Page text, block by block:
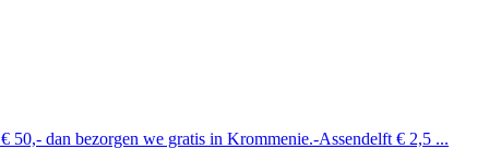
50,- dan bezorgen we gratis in Krommenie.-Assendelft € 2,5 ...